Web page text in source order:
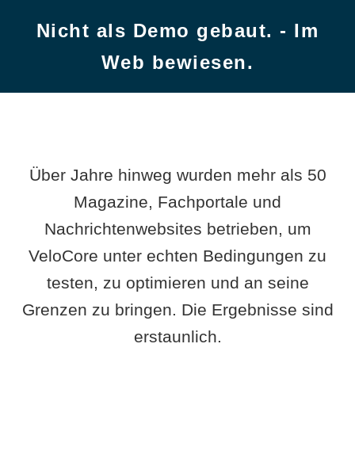
Nicht als Demo gebaut. - Im
Web bewiesen.
Über Jahre hinweg wurden mehr als 50
Magazine, Fachportale und
Nachrichtenwebsites betrieben, um
VeloCore unter echten Bedingungen zu
testen, zu optimieren und an seine
Grenzen zu bringen. Die Ergebnisse sind
erstaunlich.